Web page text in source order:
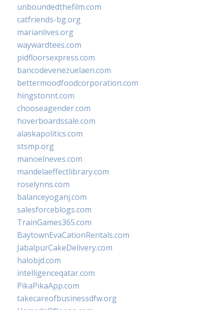
unboundedthefilm.com
catfriends-bg.org
marianlives.org
waywardtees.com
pidfloorsexpress.com
bancodevenezuelaen.com
bettermoodfoodcorporation.com
hingstonnt.com
chooseagender.com
hoverboardssale.com
alaskapolitics.com
stsmp.org
manoelneves.com
mandelaeffectlibrary.com
roselynns.com
balanceyoganj.com
salesforceblogs.com
TrainGames365.com
BaytownEvaCationRentals.com
JabalpurCakeDelivery.com
halobjd.com
intelligenceqatar.com
PikaPikaApp.com
takecareofbusinessdfw.org